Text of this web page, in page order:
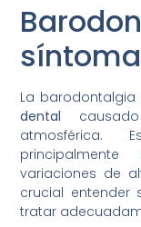
La
dental
atmosférica.
variaciones de
crucial entender
tratar